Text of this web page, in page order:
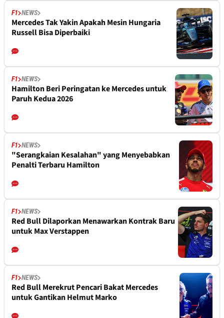
F1 NEWS
Mercedes Tak Yakin Apakah Mesin Hungaria
Russell Bisa Diperbaiki
F1 NEWS
Hamilton Beri Peringatan ke Mercedes untuk
Paruh Kedua 2026
F1 NEWS
"Serangkaian Kesalahan" yang Menyebabkan
Penalti Terbaru Hamilton
F1 NEWS
Red Bull Dilaporkan Menawarkan Kontrak Baru
untuk Max Verstappen
F1 NEWS
Red Bull Merekrut Pencari Bakat Mercedes
untuk Gantikan Helmut Marko